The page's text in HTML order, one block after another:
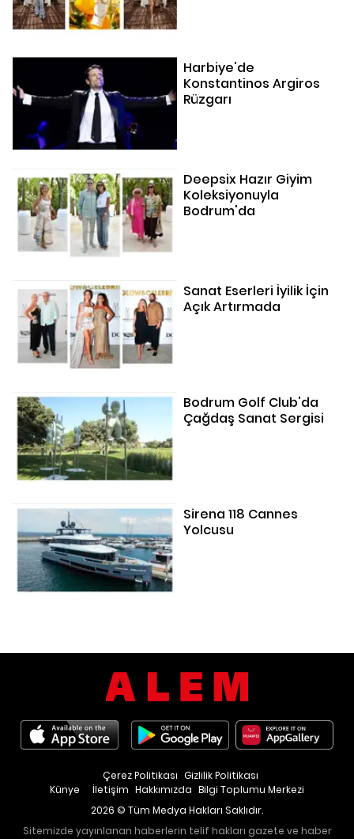
Harbiye'de
Konstantinos Argiros
Rüzgarı
Deepsix Hazır Giyim
Koleksiyonuyla
Bodrum'da
Sanat Eserleri İyilik İçin
Açık Artırmada
Bodrum Golf Club'da
Çağdaş Sanat Sergisi
Sirena 118 Cannes
Yolcusu
Künye İletişim Hakkımızda Bilgi Toplumu Merkezi
Çerez Politikası Gizlilik Politikası
2026 © Tüm Medya Hakları Saklıdır.
Sitemizde yayınlanan haberlerin telif hakları gazete ve haber